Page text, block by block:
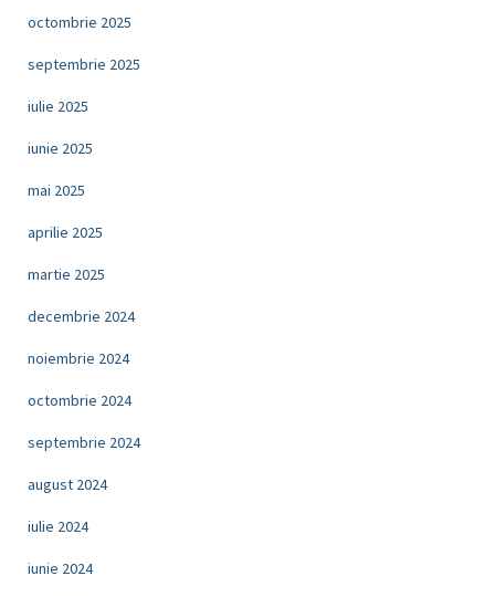
octombrie 2025
septembrie 2025
iulie 2025
iunie 2025
mai 2025
aprilie 2025
martie 2025
decembrie 2024
noiembrie 2024
octombrie 2024
septembrie 2024
august 2024
iulie 2024
iunie 2024